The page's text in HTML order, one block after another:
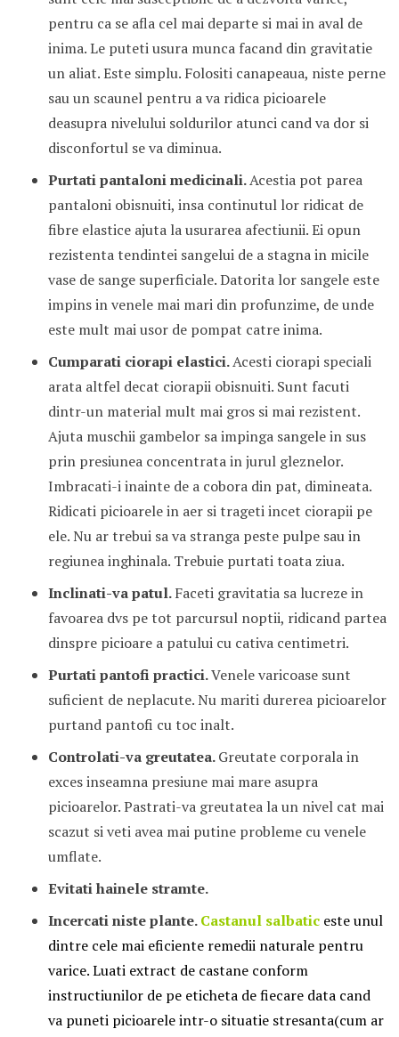
pentru ca se afla cel mai departe si mai in aval de
inima. Le puteti usura munca facand din gravitatie
un aliat. Este simplu. Folositi canapeaua, niste perne
sau un scaunel pentru a va ridica picioarele
deasupra nivelului soldurilor atunci cand va dor si
disconfortul se va diminua.
Purtati pantaloni medicinali.Acestia pot parea
pantaloni obisnuiti, insa continutul lor ridicat de
fibre elastice ajuta la usurarea afectiunii. Ei opun
rezistenta tendintei sangelui de a stagna in micile
vase de sange superficiale. Datorita lor sangele este
impins in venele mai mari din profunzime, de unde
este mult mai usor de pompat catre inima.
Cumparati ciorapi elastici.Acesti ciorapi speciali
arata altfel decat ciorapii obisnuiti. Sunt facuti
dintr-un material mult mai gros si mai rezistent.
Ajuta muschii gambelor sa impinga sangele in sus
prin presiunea concentrata in jurul gleznelor.
Imbracati-i inainte de a cobora din pat, dimineata.
Ridicati picioarele in aer si trageti incet ciorapii pe
ele. Nu ar trebui sa va stranga peste pulpe sau in
regiunea inghinala. Trebuie purtati toata ziua.
Inclinati-va patul.Faceti gravitatia sa lucreze in
favoarea dvs pe tot parcursul noptii, ridicand partea
dinspre picioare a patului cu cativa centimetri.
Purtati pantofi practici.Venele varicoase sunt
suficient de neplacute. Nu mariti durerea picioarelor
purtand pantofi cu toc inalt.
Controlati-va greutatea.Greutate corporala in
exces inseamna presiune mai mare asupra
picioarelor. Pastrati-va greutatea la un nivel cat mai
scazut si veti avea mai putine probleme cu venele
umflate.
Evitati hainele stramte.
Incercati niste plante.Castanul salbatic este unul
dintre cele mai eficiente remedii naturale pentru
varice. Luati extract de castane conform
instructiunilor de pe eticheta de fiecare data cand
va puneti picioarele intr-o situatie stresanta(cum ar